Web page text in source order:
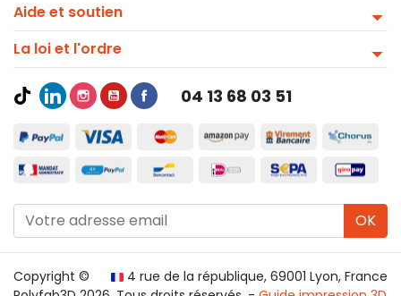
Aide et soutien
La loi et l'ordre
04 13 68 03 51
OK
4 rue de la république, 69001 Lyon, France
Copyright ©